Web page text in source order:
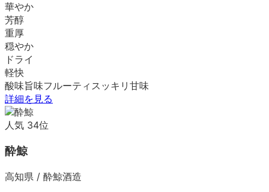
華やか
芳醇
重厚
穏やか
ドライ
軽快
酸味旨味フルーティ スッキリ 甘味
詳細を見る
人気 34位
酔鯨
高知県 / 酔鯨酒造